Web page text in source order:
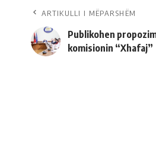
ARTIKULLI I MËPARSHËM
Publikohen
komisionin “Xhafaj”